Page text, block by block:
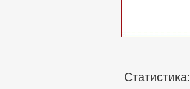
Статистика: